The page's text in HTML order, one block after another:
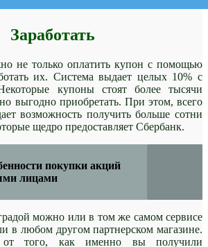
Заработать
не только оплатить купон с помощью
их. Система выдает целых 10% с
купоны стоят более тысячи
выгодно приобретать. При этом, всего
возможность получить больше сотни
щедро предоставляет Сбербанк.
покупки акций
лицами
можно или в том же самом сервисе
в любом другом партнерском магазине.
от того, как именно вы получили